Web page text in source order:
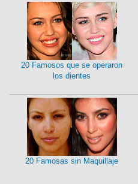
20 Famosos que se operaron
los dientes
20 Famosas sin Maquillaje